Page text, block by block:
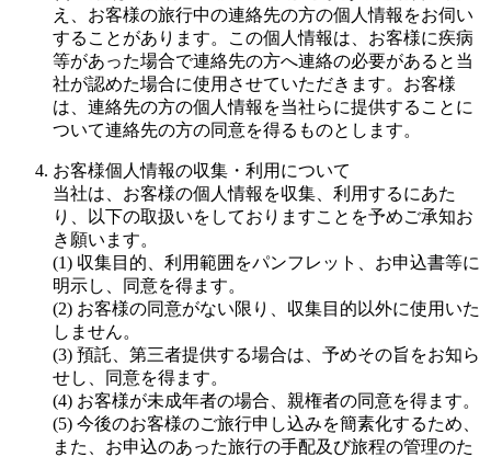
え、お客様の旅行中の連絡先の方の個人情報をお伺い
することがあります。この個人情報は、お客様に疾病
等があった場合で連絡先の方へ連絡の必要があると当
社が認めた場合に使用させていただきます。お客様
は、連絡先の方の個人情報を当社らに提供することに
ついて連絡先の方の同意を得るものとします。
お客様個人情報の収集・利用について
当社は、お客様の個人情報を収集、利用するにあた
り、以下の取扱いをしておりますことを予めご承知お
き願います。
(1) 収集目的、利用範囲をパンフレット、お申込書等に
明示し、同意を得ます。
(2) お客様の同意がない限り、収集目的以外に使用いた
しません。
(3) 預託、第三者提供する場合は、予めその旨をお知ら
せし、同意を得ます。
(4) お客様が未成年者の場合、親権者の同意を得ます。
(5) 今後のお客様のご旅行申し込みを簡素化するため、
また、お申込のあった旅行の手配及び旅程の管理のた